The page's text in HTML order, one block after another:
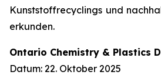
Kunststoffrecyclings und
erkunden.
Ontario Chemistry & Plastics
Datum: 22. Oktober 2025